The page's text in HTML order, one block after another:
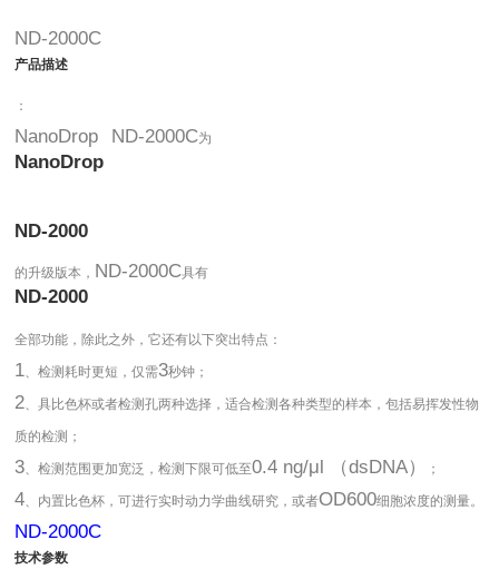
ND-2000C
产品描述
：
NanoDrop ND-2000C为
NanoDrop
ND-2000
的升级版本， ND-2000C具有
ND-2000
全部功能，除此之外，它还有以下突出特点：
1 、检测耗时更短，仅需3秒钟；
2 、具比色杯或者检测孔两种选择，适合检测各种类型的样本，包括易挥发性物
质的检测；
3 、检测范围更加宽泛，检测下限可低至0.4 ng/μl （dsDNA） ；
4 、内置比色杯，可进行实时动力学曲线研究，或者OD600细胞浓度的测量。
ND-2000C
技术参数